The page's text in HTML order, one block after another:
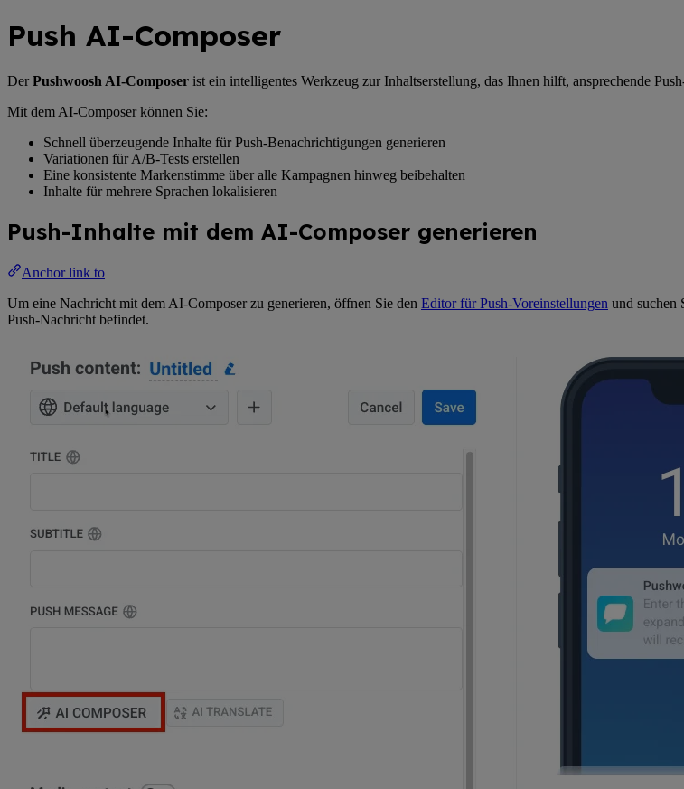
Push AI-Composer
DerPushwoosh AI-Composer ist ein intelligentes Werkzeug zur Inhaltserstellung, das Ihnen hilft, ansprechende
Mit dem AI-Composer können Sie:
Schnell überzeugende Inhalte für Push-Benachrichtigungen generieren
Variationen für A/B-Tests erstellen
Eine konsistente Markenstimme über alle Kampagnen hinweg beibehalten
Inhalte für mehrere Sprachen lokalisieren
Push-Inhalte mit dem AI-Composer generieren
Anchor link to
Um eine Nachricht mit dem AI-Composer zu generieren, öffnen Sie den Editor für Push-Voreinstellungen und suchen
Push-Nachricht befindet.